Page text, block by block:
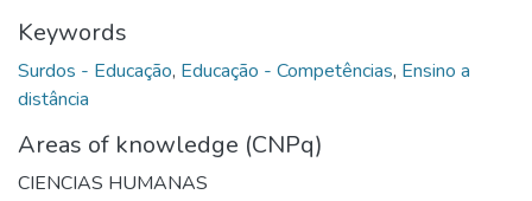
Keywords
Surdos - Educação, Educação - Competências, Ensino a
distância
Areas of knowledge (CNPq)
CIENCIAS HUMANAS